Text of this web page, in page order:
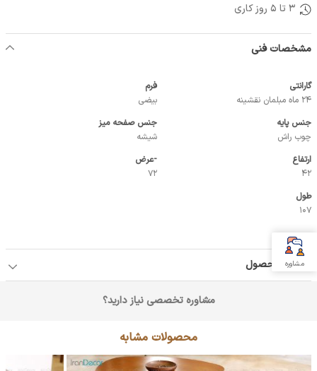
3 تا 5 روز کاری
مشخصات فنی
گارانتی
24 ماه مبلمان نقشینه
فرم
بیضی
جنس پایه
چوب راش
جنس صفحه میز
شیشه
ارتفاع
42
-عرض
72
طول
107
جزئیات محصول
مشاوره تخصصی نیاز دارید؟
محصولات مشابه
مشاوره